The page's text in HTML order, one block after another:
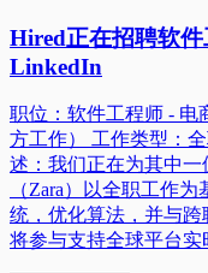
Hired正在招聘软
LinkedIn
职位：软件工程师 - 电
方工作） 工作类型：
述：我们正在为其中
（Zara）以全职工作
统，优化算法，并与
将参与支持全球平台实